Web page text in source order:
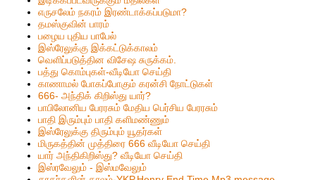
எருசலேம் நகரம் இரண்டாக்கப்படுமா?
தமஸ்குவின் பாரம்
பழைய புதிய பாபேல்
இஸ்ரேலுக்கு இக்கட்டுக்காலம்
வெளிப்படுத்தின விசேஷ சுருக்கம்.
பத்து கொம்புகள்-வீடியோ செய்தி
காணாமல் போகப்போகும் கரன்சி நோட்டுகள்
666- அந்திக் கிறிஸ்து யார்?
பாபிலோனிய பேரரசும் மேதிய பெர்சிய பேரரசும்
பாதி இரும்பும் பாதி களிமண்ணும்
இஸ்ரேலுக்கு திரும்பும் யூதர்கள்
மிருகத்தின் முத்திரை 666 வீடியோ செய்தி
யார் அந்திகிறிஸ்து? வீடியோ செய்தி
இஸ்ரவேலும் - இஸ்மவேலும்